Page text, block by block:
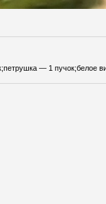
— 1 пучок;белое